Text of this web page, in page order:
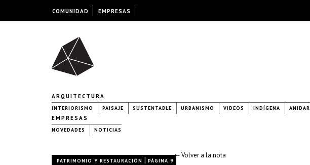
ARQUITECTURA
INTERIORISMO PAISAJE SUSTENTABLE URBANISMO VIDEOS INDÍGENA ANIDAR
EMPRESAS
NOVEDADES NOTICIAS
← Volver a la nota
PATRIMONIO Y RESTAURACIÓN | PÁGINA 9
COMUNIDAD EMPRESAS